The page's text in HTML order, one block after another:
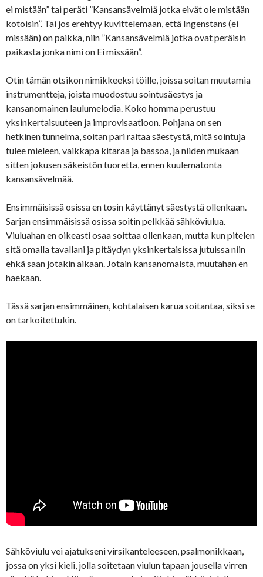
ei mistään” tai peräti ”Kansansävelmiä jotka eivät ole mistään
kotoisin”. Tai jos erehtyy kuvittelemaan, että Ingenstans (ei
missään) on paikka, niin ”Kansansävelmiä jotka ovat peräisin
paikasta jonka nimi on Ei missään”.
Otin tämän otsikon nimikkeeksi töille, joissa soitan muutamia
instrumentteja, joista muodostuu sointusäestys ja
kansanomainen laulumelodia. Koko homma perustuu
yksinkertaisuuteen ja improvisaatioon. Pohjana on sen
hetkinen tunnelma, soitan pari raitaa säestystä, mitä sointuja
tulee mieleen, vaikkapa kitaraa ja bassoa, ja niiden mukaan
sitten jokusen säkeistön tuoretta, ennen kuulematonta
kansansävelmää.
Ensimmäisissä osissa en tosin käyttänyt säestystä ollenkaan.
Sarjan ensimmäisissä osissa soitin pelkkää sähköviulua.
Viuluahan en oikeasti osaa soittaa ollenkaan, mutta kun pitelen
sitä omalla tavallani ja pitäydyn yksinkertaisissa jutuissa niin
ehkä saan jotakin aikaan. Jotain kansanomaista, muutahan en
haekaan.
Tässä sarjan ensimmäinen, kohtalaisen karua soitantaa, siksi se
on tarkoitettukin.
Sähköviulu vei ajatukseni virsikanteleeseen, psalmonikkaan,
jossa on yksi kieli, jolla soitetaan viulun tapaan jousella virren